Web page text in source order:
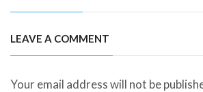
LEAVE A COMMENT
Your email address will not be